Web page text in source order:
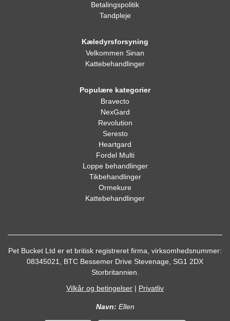
Betalingspolitik
Tandpleje
Kæledyrsforsyning
Velkommen Sinan
Kattebehandlinger
Populære kategorier
Bravecto
NexGard
Revolution
Seresto
Heartgard
Fordel Multi
Loppe behandlinger
Tikbehandlinger
Ormekure
Kattebehandlinger
Pet Bucket Ltd er et britisk registreret firma, virksomhedsnummer:
08345021, BTC Bessemer Drive Stevenage, SG1 2DX
Storbritannien.
Vilkår og betingelser | Privatliv
Navn: Ellen